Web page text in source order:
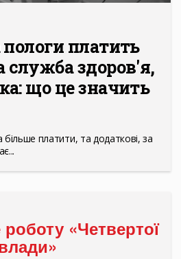
пологи платить
служба здоров'я,
що це значить
більше платити, та додаткові, за
«Четвертої